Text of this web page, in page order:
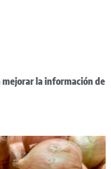
la información de